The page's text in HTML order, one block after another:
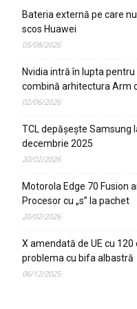
Bateria externă pe care
scos Huawei
05/08/2026
Nvidia intră în lupta
combină arhitectura Arm
02/06/2026
TCL depășește Samsung
decembrie 2025
20/02/2026
Motorola Edge 70 Fusion
Procesor cu „s” la pachet
20/02/2026
X amendată de UE cu
problema cu bifa albastră
06/12/2025